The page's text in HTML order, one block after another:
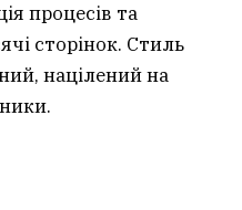
процесів та
сторінок. Стиль
націлений на